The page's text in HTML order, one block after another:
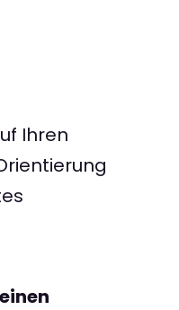
Ihren